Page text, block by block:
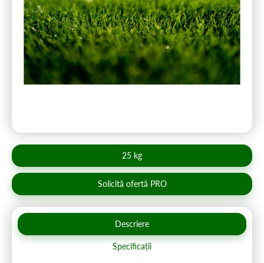
25 kg
Solicită ofertă PRO
Descriere
Specificații